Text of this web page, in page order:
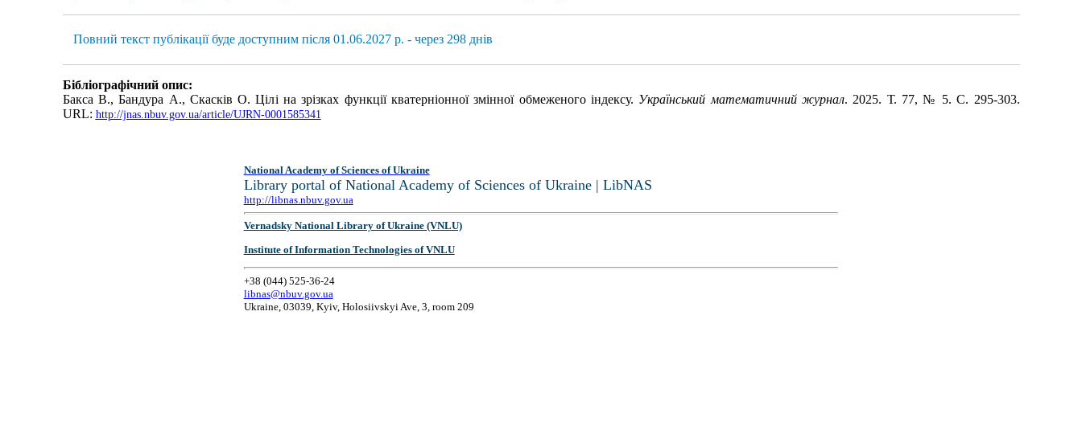
Повний текст публікації буде доступним після 01.06.2027 р. - через 298 днів
Бібліографічний опис:
Бакса В., Бандура А., Скасків О. Цілі на зрізках функції кватерніонної змінної обмеженого індексу. Український математичний журнал. 2025. Т. 77, № 5. С. 295-303.
URL: http://jnas.nbuv.gov.ua/article/UJRN-0001585341
National Academy of Sciences of Ukraine
Library portal of National Academy of Sciences of Ukraine | LibNAS
http://libnas.nbuv.gov.ua
Vernadsky National Library of Ukraine (VNLU)
Institute of Information Technologies of VNLU
+38 (044) 525-36-24
libnas@nbuv.gov.ua
Ukraine, 03039, Kyiv, Holosiivskyi Ave, 3, room 209